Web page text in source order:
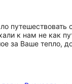
к нам не как
за Ваше